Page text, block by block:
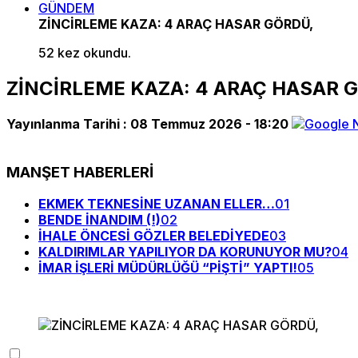
GÜNDEM
ZİNCİRLEME KAZA: 4 ARAÇ HASAR GÖRDÜ,
52 kez okundu.
ZİNCİRLEME KAZA: 4 ARAÇ HASAR
Yayınlanma Tarihi : 08 Temmuz 2026 - 18:20
MANŞET HABERLERİ
EKMEK TEKNESİNE UZANAN ELLER…01
BENDE İNANDIM (!)02
İHALE ÖNCESİ GÖZLER BELEDİYEDE03
KALDIRIMLAR YAPILIYOR DA KORUNUYOR MU?04
İMAR İŞLERİ MÜDÜRLÜĞÜ “PİŞTİ” YAPTI!05